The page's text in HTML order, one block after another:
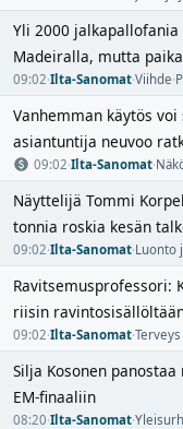
Yli 2000
Madeiralla, mutta
09:02·Ilta-Sanomat·Viihde·
Vanhemman käytös
asiantuntija neuvoo
09:02·Ilta-Sanomat·
Näyttelijä Tommi
tonnia roskia kesän
09:02·Ilta-Sanomat·Luonto
Ravitsemusprofessori:
riisin
09:02·Ilta-Sanomat·
Silja Kosonen
EM-finaaliin
08:20·Ilta-Sanomat·